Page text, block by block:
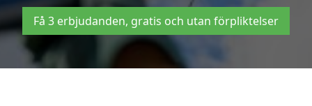
Få 3 erbjudanden, gratis och utan förpliktelser